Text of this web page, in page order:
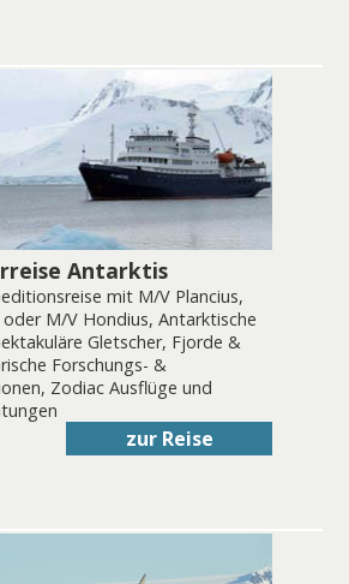
Antarktis
mit M/V Plancius,
M/V Hondius, Antarktische
Gletscher, Fjorde &
Forschungs- &
Zodiac Ausflüge und
zur Reise